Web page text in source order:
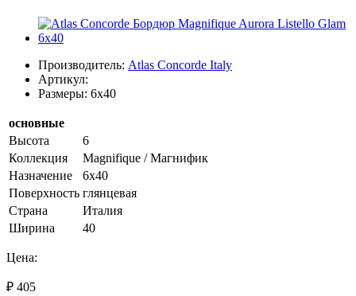
Производитель: Atlas Concorde Italy
Артикул:
Размеры: 6x40
основные
Высота
6
Коллекция
Magnifique / Магнифик
Назначение
6х40
Поверхность глянцевая
Страна
Италия
Ширина
40
Цена:
₽ 405